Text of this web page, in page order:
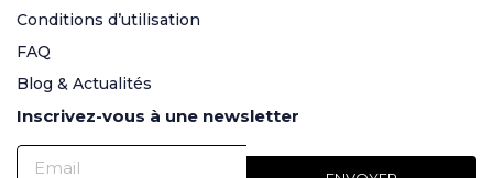
Conditions d’utilisation
FAQ
Blog & Actualités
Inscrivez-vous à une newsletter